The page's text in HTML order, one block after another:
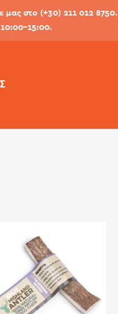
μας στο (+30) 211 012 8750.
15:00.